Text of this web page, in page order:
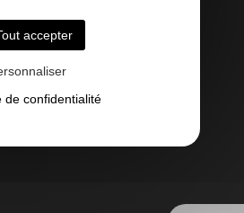
05 58 09 57 45
accepter
de confidentialité